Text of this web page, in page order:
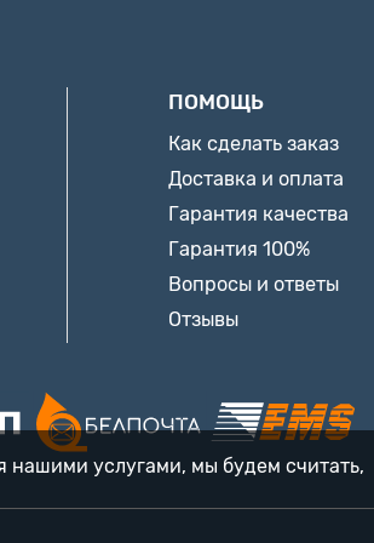
ПОМОЩЬ
Как сделать заказ
Доставка и оплата
Гарантия качества
Гарантия 100%
Вопросы и ответы
Отзывы
нашими услугами, мы будем считать,